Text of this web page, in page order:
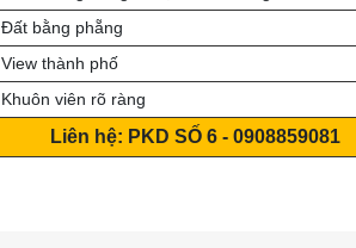
Đất bằng phẵng
View thành phố
Khuôn viên rõ ràng
Liên hệ: PKD SỐ 6 - 0908859081